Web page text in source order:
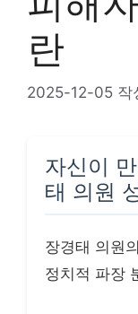
란
2025-12-05 작
자신이
태 의원
장경태 의원
정치적 파장